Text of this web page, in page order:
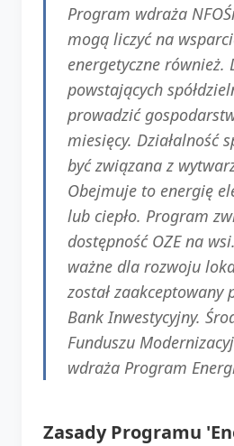
Program wdraża
mogą liczyć na
energetyczne również.
powstających
prowadzić
miesięcy. Działalność
być związana z
Obejmuje to energię
lub ciepło. Program
dostępność OZE na
ważne dla rozwoju
został zaakceptowany
Bank Inwestycyjny.
Funduszu
wdraża Program
Zasady Programu